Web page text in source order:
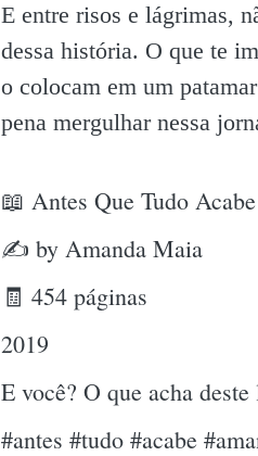
E entre risos e lágrimas,
dessa história. O que te
o colocam em um
pena mergulhar nessa
📖 Antes Que Tudo Acabe
✍ by Amanda Maia
🧾 454 páginas
2019
E você? O que acha
#antes #tudo #acabe